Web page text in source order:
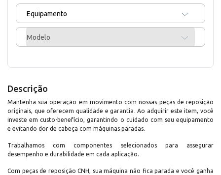
Equipamento
Modelo
Descrição
Mantenha sua operação em movimento com nossas peças de reposição
originais, que oferecem qualidade e garantia. Ao adquirir este item, você
investe em custo-benefício, garantindo o cuidado com seu equipamento
e evitando dor de cabeça com máquinas paradas.
Trabalhamos com componentes selecionados para assegurar
desempenho e durabilidade em cada aplicação.
Com peças de reposição CNH, sua máquina não fica parada e você ganha